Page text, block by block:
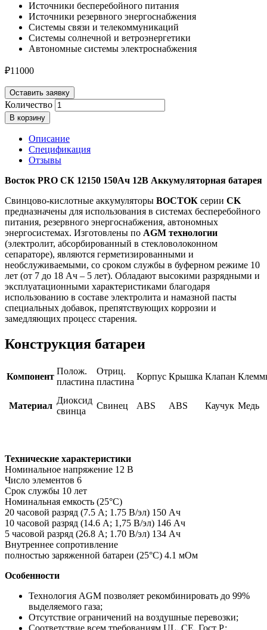
Источники бесперебойного питания
Источники резервного энергоснабжения
Системы связи и телекоммуникаций
Системы солнечной и ветроэнергетики
Автономные системы электроснабжения
₽11000
Оставить заявку
Количество
В корзину
Описание
Спецификация
Отзывы
Восток PRO СК 12150 150Ач 12В Аккумуляторная батарея
Свинцово-кислотные аккумуляторы ВОСТОК серии CK
предназначены для использования в системах бесперебойного
питания, резервного энергоснабжения, автономных
энергосистемах. Изготовлены по AGM технологии
(электролит, абсорбированный в стекловолоконном
сепараторе), являются герметизированными и
необслуживаемыми, со сроком службы в буферном режиме 10
лет (от 7 до 18 Ач – 5 лет). Обладают высокими разрядными и
эксплуатационными характеристиками благодаря
использованию в составе электролита и намазной пасты
специальных добавок, препятствующих коррозии и
замедляющих процесс старения.
Конструкция батареи
Компонент
Полож.
пластина
Отриц.
пластина
Корпус Крышка Клапан
Материал
Диоксид
свинца
Свинец ABS ABS Каучук Медь
Технические характеристики
Номинальное напряжение 12 В
Число элементов 6
Срок службы 10 лет
Номинальная емкость (25°С)
20 часовой разряд (7.5 А; 1.75 В/эл) 150 Ач
10 часовой разряд (14.6 А; 1,75 В/эл) 146 Ач
5 часовой разряд (26.8 А; 1.70 В/эл) 134 Ач
Внутреннее сопротивление
полностью заряженной батареи (25°С) 4.1 мОм
Особенности
Технология AGM позволяет рекомбинировать до 99%
выделяемого газа;
Отсутствие ограничений на воздушные перевозки;
Соответствие всем требованиям UL, CE, Гост Р;